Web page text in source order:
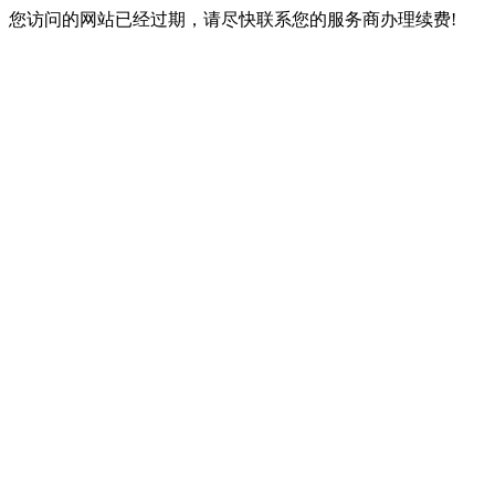
您访问的网站已经过期，请尽快联系您的服务商办理续费!